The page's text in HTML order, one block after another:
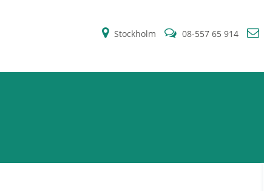
Stockholm 08-557 65 914